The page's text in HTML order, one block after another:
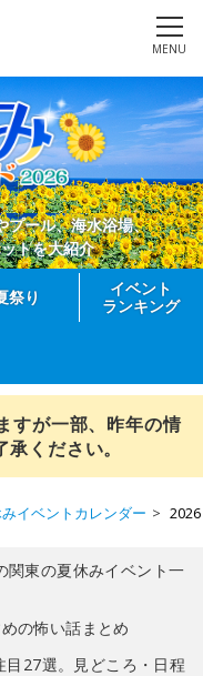
MENU
プール、海水浴場、
トを大紹介
祭り
イベント
ランキング
すが一部、昨年の情
ください。
イベントカレンダー
東の夏休みイベント一
の怖い話まとめ
目27選。見どころ・日程